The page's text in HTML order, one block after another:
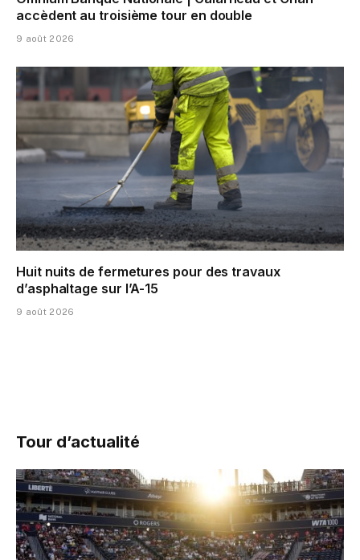
accèdent au troisième tour en double
9 août 2026
Huit nuits de fermetures pour des travaux
d’asphaltage sur l’A-15
9 août 2026
Tour d’actualité